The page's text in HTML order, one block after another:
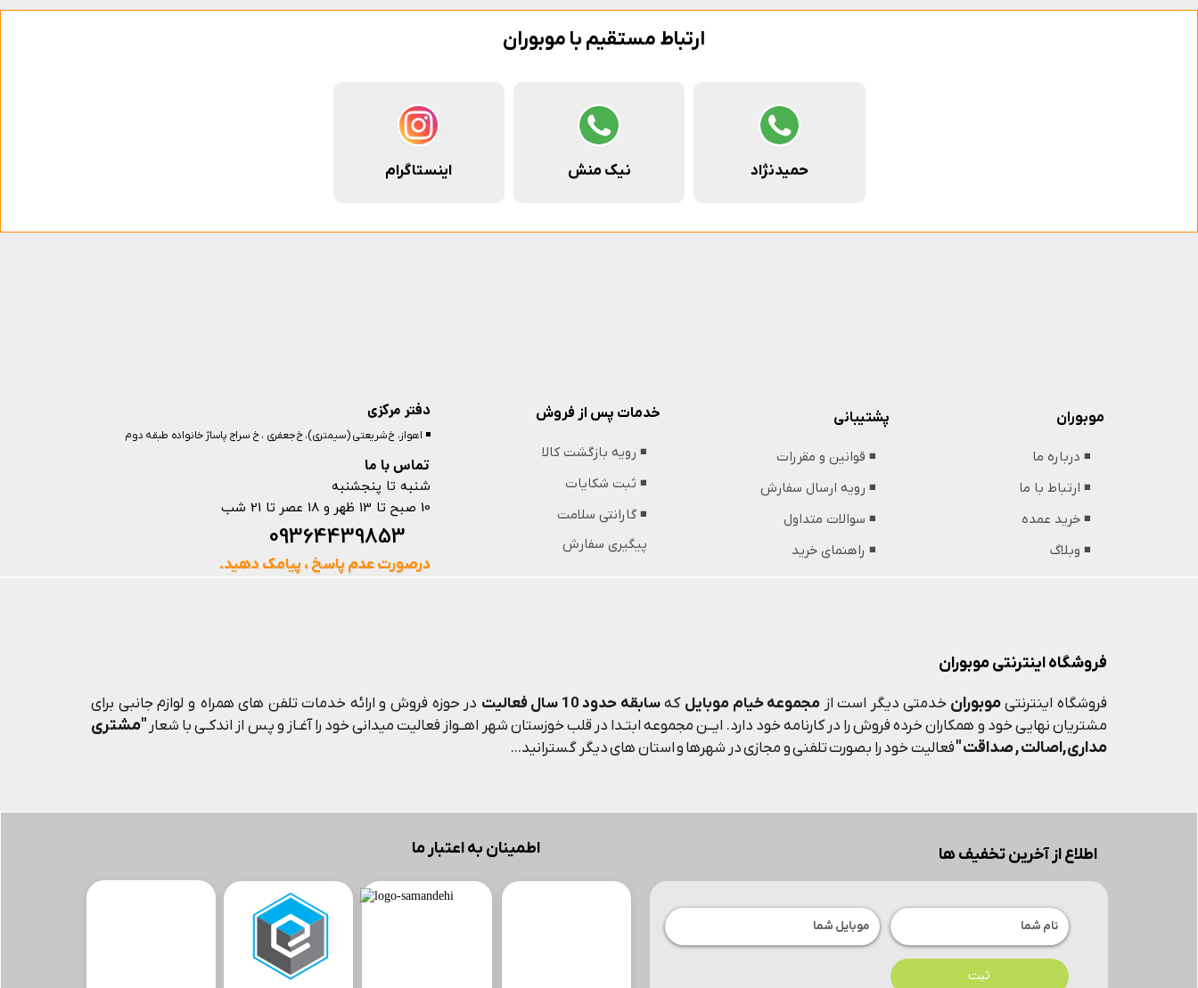
فروشگاه اینترنتی موبوران
فروشگاه اینترنتیموبوران خدمتی دیگر است از مجموعه خیام موبایل کهسابقه حدود 10 سال فعالیت
در حوزه فروش و ارائه خدمات تلفن های همراه و لوازم جانبی برای
مشتریان نهایی خود و همکاران خرده فروش را در کارنامه خود دارد. ایــن مجموعه ابتـدا در قلب خوزستان شهر اهــواز فعالیت میدانی خود را آغـاز و پس از اندکـی با شعار "مشتری
مداری,اصالت , صداقت "فعالیت خود را بصورت تلفنی و مجازی در شهرها و استان های دیگر گسترانید...
اطمینان به اعتبار ما اطلاع از آخرین تخفیف ها
ثبت
ارتباط مستقیم با موبوران
حمیدنژاد نیک منش اینستاگرام
دفتر مرکزی
تماس با ما
◾️ اهواز، خ شریعتی (سیمتری)، خ جعفری ، خ سراج پاساژ خانواده طبقه دوم
شنبه تا پنجشنبه
10 صبح تا 13 ظهر و 18 عصر تا 21 شب
درصورت عدم پاسخ ، پیامک دهید.
پشتیبانی
◾️ قوانین و مقررات
◾️ رویه ارسال سفارش
◾️ سوالات متداول
◾️ راهنمای خرید
موبوران
◾️ درباره ما
◾️ ارتباط با ما
◾️ خرید عمده
◾️ وبلاگ
خدمات پس از فروش
◾️ رویه بازگشت کالا
◾️ ثبت شکایات
◾️ گارانتی سلامت
پیگیری سفارش